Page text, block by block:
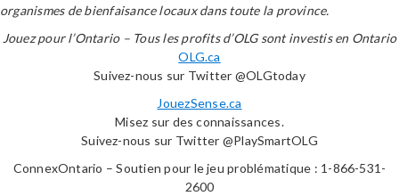
organismes de bienfaisance locaux dans toute la province.
Jouez pour l’Ontario – Tous les profits d’OLG sont investis en Ontario
OLG.ca
Suivez-nous sur Twitter @OLGtoday
JouezSense.ca
Misez sur des connaissances.
Suivez-nous sur Twitter @PlaySmartOLG
ConnexOntario – Soutien pour le jeu problématique : 1-866-531-
2600